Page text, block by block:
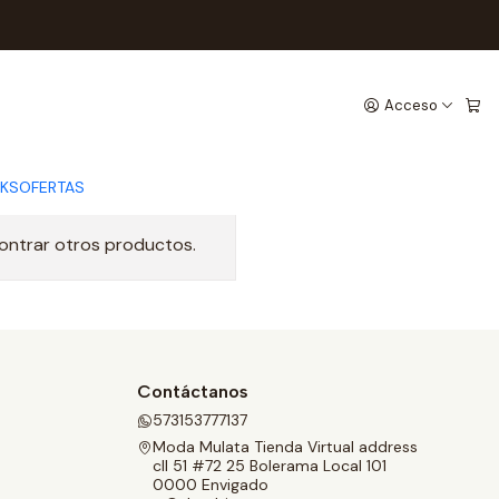
Acceso
OFERTAS
otros productos.
Contáctanos
573153777137
Moda Mulata Tienda Virtual address
cll 51 #72 25 Bolerama Local 101
0000 Envigado